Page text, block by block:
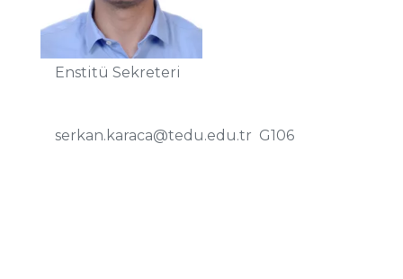
Enstitü Sekreteri
serkan.karaca@tedu.edu.tr G106